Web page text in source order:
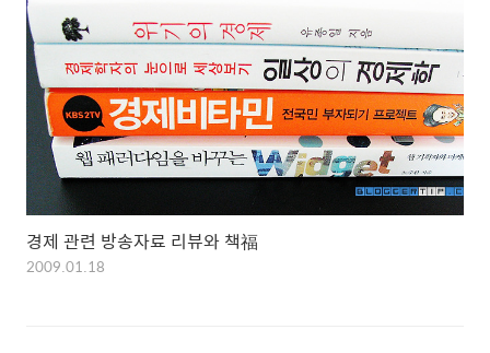
경제 관련 방송자료 리뷰와 책福
2009.01.18